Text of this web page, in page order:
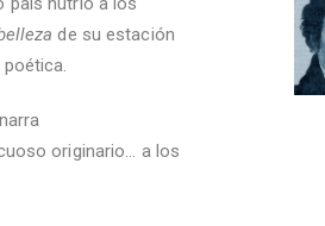
de su estación
originario... a los